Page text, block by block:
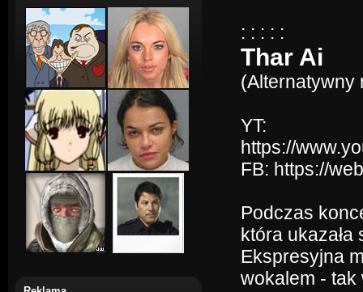
: : : : :
Thar Ai
(Alternatywny
YT:
https://
FB: https://
Podczas
która
Ekspresyjna
wokalem -